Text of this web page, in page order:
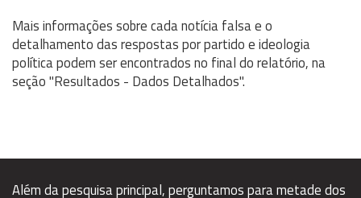
Mais informações sobre cada notícia falsa e o
detalhamento das respostas por partido e ideologia
política podem ser encontrados no final do relatório, na
seção "Resultados - Dados Detalhados".
Além da pesquisa principal, perguntamos para metade dos